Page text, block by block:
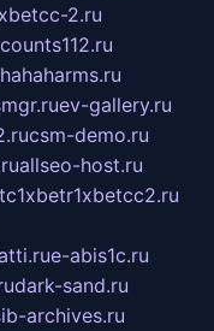
2.ru
ev-gallery.ru
csm-demo.ru
allseo-host.ru
e-abis1c.ru
dark-sand.ru
archives.ru